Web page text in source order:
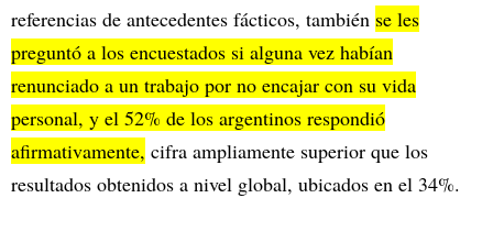
referencias de antecedentes fácticos, también se les
preguntó a los encuestados si alguna vez habían
renunciado a un trabajo por no encajar con su vida
personal, y el 52% de los argentinos respondió
afirmativamente, cifra ampliamente superior que los
resultados obtenidos a nivel global, ubicados en el 34%.